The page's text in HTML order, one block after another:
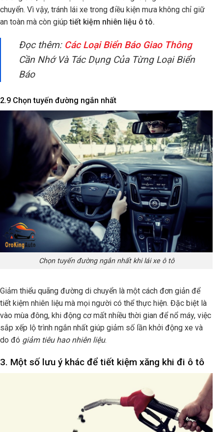
chuyển. Vì vậy, tránh lái xe trong điều kiện mưa không chỉ giữ
an toàn mà còn giúptiết kiệm nhiên liệu ô tô.
Đọc thêm: Các Loại Biển Báo Giao Thông
Cần Nhớ Và Tác Dụng Của Từng Loại Biển
Báo
2.9 Chọn tuyến đường ngắn nhất
Chọn tuyến đường ngắn nhất khi lái xe ô tô
Giảm thiểu quãng đường di chuyển là một cách đơn giản để
tiết kiệm nhiên liệu mà mọi người có thể thực hiện. Đặc biệt là
vào mùa đông, khi động cơ mất nhiều thời gian để nổ máy, việc
sắp xếp lộ trình ngắn nhất giúp giảm số lần khởi động xe và
do đó giảm tiêu hao nhiên liệu.
3. Một số lưu ý khác để tiết kiệm xăng khi đi ô tô